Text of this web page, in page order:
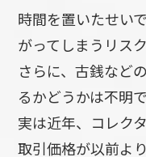
時間を置いたせい
がってしまうリス
さらに、古銭など
るかどうかは不明で
実は近年、コレク
取引価格が以前よ